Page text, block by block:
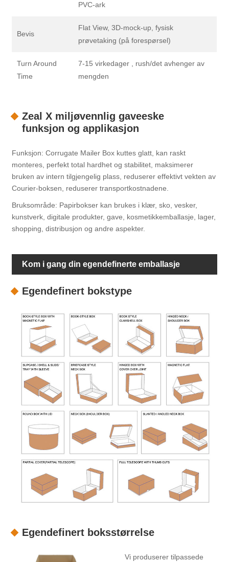
PVC-ark
Bevis
Flat View, 3D-mock-up, fysisk
prøvetaking (på forespørsel)
Turn Around
Time
7-15 virkedager , rush/det avhenger av
mengden
Zeal X miljøvennlig gaveeske
funksjon og applikasjon
Funksjon: Corrugate Mailer Box kuttes glatt, kan raskt
monteres, perfekt total hardhet og stabilitet, maksimerer
bruken av intern tilgjengelig plass, reduserer effektivt vekten av
Courier-boksen, reduserer transportkostnadene.
Bruksområde: Papirbokser kan brukes i klær, sko, vesker,
kunstverk, digitale produkter, gave, kosmetikkemballasje, lager,
shopping, distribusjon og andre aspekter.
Kom i gang din egendefinerte emballasje
Egendefinert bokstype
Egendefinert boksstørrelse
Vi produserer tilpassede